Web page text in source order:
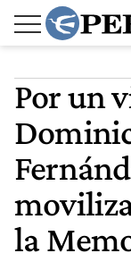
Por un
la